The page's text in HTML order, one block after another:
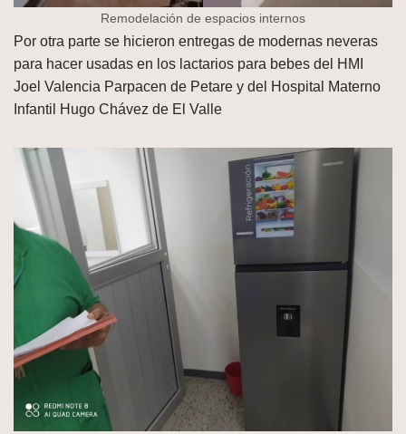
Remodelación de espacios internos
Por otra parte se hicieron entregas de modernas neveras
para hacer usadas en los lactarios para bebes del HMI
Joel Valencia Parpacen de Petare y del Hospital Materno
Infantil Hugo Chávez de El Valle